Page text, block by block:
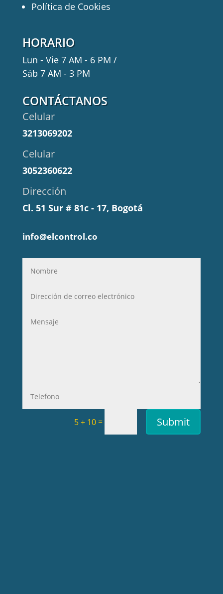
Política de Cookies
HORARIO
Lun - Vie 7 AM - 6 PM /
Sáb 7 AM - 3 PM
CONTÁCTANOS
Celular
3213069202
Celular
3052360622
Dirección
Cl. 51 Sur # 81c - 17, Bogotá
info@elcontrol.co
5 + 10 = Submit